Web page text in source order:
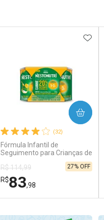
(32)
Fórmula Infantil de
Seguimento para Crianças de
Primeira Infância Nestonutri
2 Unidades de 800g cada
R$ 114,99
R$83,98
27% OFF
COMPRAR